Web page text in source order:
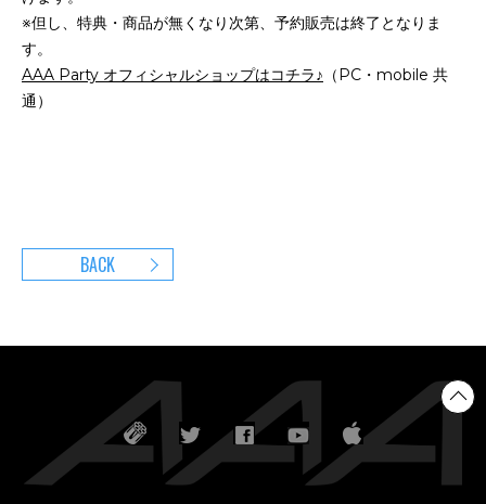
※但し、特典・商品が無くなり次第、予約販売は終了となりま
す。
AAA Party オフィシャルショップはコチラ♪ （PC・mobile 共
通）
BACK